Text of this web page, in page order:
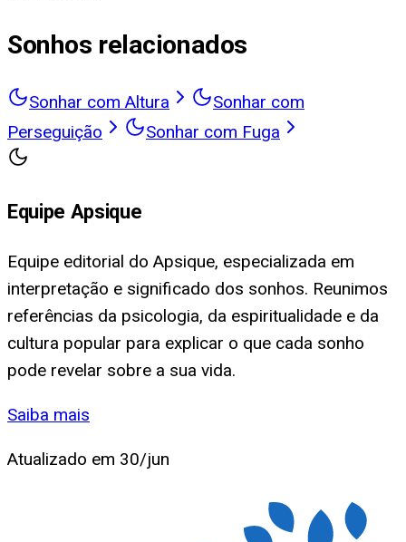
Sonhos relacionados
Sonhar com Altura
Sonhar com
Perseguição
Sonhar com Fuga
Equipe Apsique
Equipe editorial do Apsique, especializada em
interpretação e significado dos sonhos. Reunimos
referências da psicologia, da espiritualidade e da
cultura popular para explicar o que cada sonho
pode revelar sobre a sua vida.
Saiba mais
Atualizado em 30/jun